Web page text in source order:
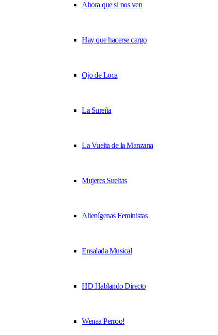
Ahora que si nos ven
Hay que hacerse cargo
Ojo de Loca
La Sureña
La Vuelta de la Manzana
Mujeres Sueltas
Alienígenas Feministas
Ensalada Musical
HD Hablando Directo
Wenaa Perroo!